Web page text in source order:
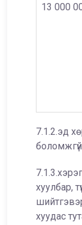
13 000
7.1.2.эд
хуулбар,
хуудас